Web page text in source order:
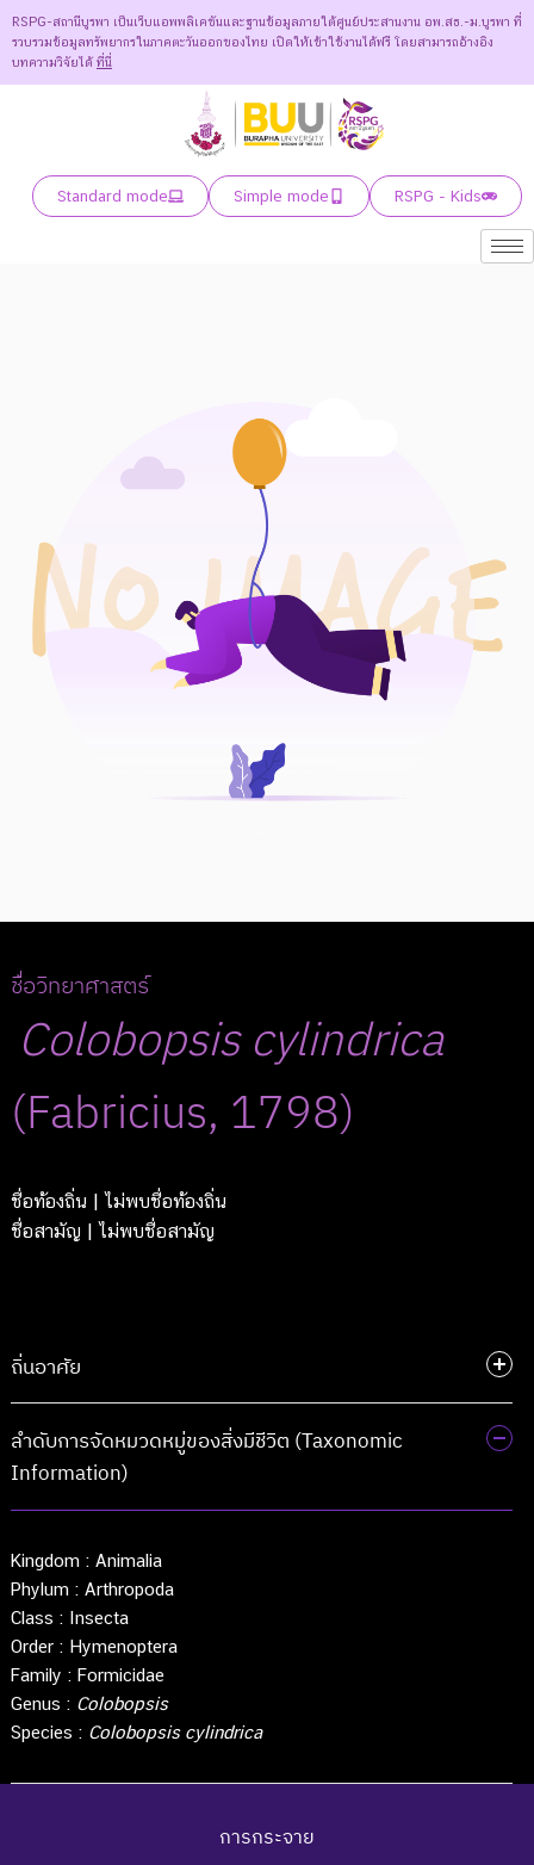
RSPG-สถานีบูรพา เป็นเว็บแอพพลิเคชันและฐานข้อมูลภายใต้ศูนย์ประสานงาน อพ.สธ.-ม.บูรพา ที่
รวบรวมข้อมูลทรัพยากรในภาคตะวันออกของไทย เปิดให้เข้าใช้งานได้ฟรี โดยสามารถอ้างอิง
บทความวิจัยได้ ที่นี่
Standard mode Simple mode RSPG - Kids
ชื่อวิทยาศาสตร์
Colobopsis cylindrica
(Fabricius, 1798)
ชื่อท้องถิ่น | ไม่พบชื่อท้องถิ่น
ชื่อสามัญ | ไม่พบชื่อสามัญ
ถิ่นอาศัย
ลำดับการจัดหมวดหมู่ของสิ่งมีชีวิต (Taxonomic
Information)
Kingdom : Animalia
Phylum : Arthropoda
Class :Insecta
Order : Hymenoptera
Family :Formicidae
Genus : Colobopsis
Species : Colobopsis cylindrica
การกระจาย